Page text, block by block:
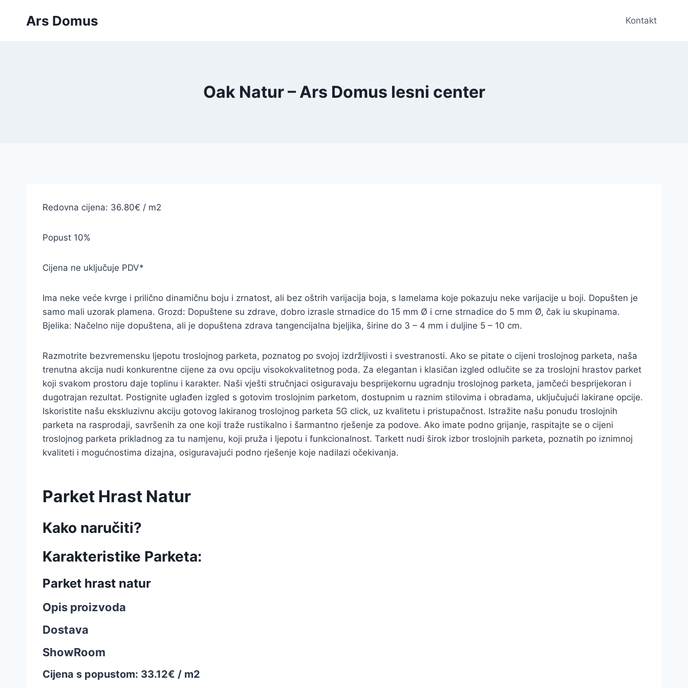
Ars Domus Kontakt
Oak Natur – Ars Domus lesni center
Redovna cijena: 36.80€ / m2
Popust 10%
Cijena ne uključuje PDV*
Ima neke veće kvrge i prilično dinamičnu boju i zrnatost, ali bez oštrih varijacija boja, s lamelama koje pokazuju neke varijacije u boji. Dopušten je
samo mali uzorak plamena. Grozd: Dopuštene su zdrave, dobro izrasle strnadice do 15 mm Ø i crne strnadice do 5 mm Ø, čak iu skupinama.
Bjelika: Načelno nije dopuštena, ali je dopuštena zdrava tangencijalna bjeljika, širine do 3 – 4 mm i duljine 5 – 10 cm.
Razmotrite bezvremensku ljepotu troslojnog parketa, poznatog po svojoj izdržljivosti i svestranosti. Ako se pitate o cijeni troslojnog parketa, naša
trenutna akcija nudi konkurentne cijene za ovu opciju visokokvalitetnog poda. Za elegantan i klasičan izgled odlučite se za troslojni hrastov parket
koji svakom prostoru daje toplinu i karakter. Naši vješti stručnjaci osiguravaju besprijekornu ugradnju troslojnog parketa, jamčeći besprijekoran i
dugotrajan rezultat. Postignite uglađen izgled s gotovim troslojnim parketom, dostupnim u raznim stilovima i obradama, uključujući lakirane opcije.
Iskoristite našu ekskluzivnu akciju gotovog lakiranog troslojnog parketa 5G click, uz kvalitetu i pristupačnost. Istražite našu ponudu troslojnih
parketa na rasprodaji, savršenih za one koji traže rustikalno i šarmantno rješenje za podove. Ako imate podno grijanje, raspitajte se o cijeni
troslojnog parketa prikladnog za tu namjenu, koji pruža i ljepotu i funkcionalnost. Tarkett nudi širok izbor troslojnih parketa, poznatih po iznimnoj
kvaliteti i mogućnostima dizajna, osiguravajući podno rješenje koje nadilazi očekivanja.
Parket Hrast Natur
Kako naručiti?
Karakteristike Parketa:
Parket hrast natur
Opis proizvoda
Dostava
ShowRoom
Cijena s popustom: 33.12€ / m2